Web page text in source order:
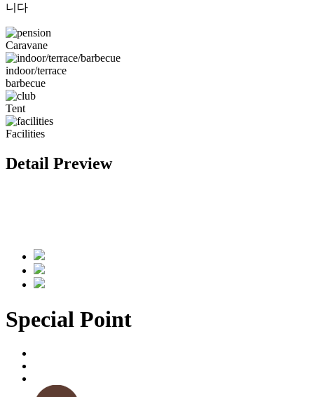
니다
Caravane
indoor/terrace
barbecue
Tent
Facilities
Detail Preview
Special Point